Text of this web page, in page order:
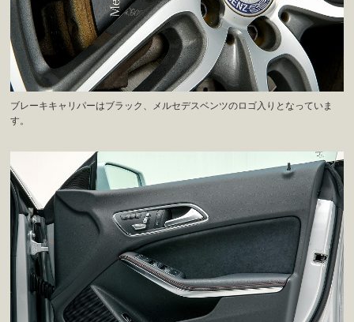
ブレーキキャリパーはブラック、メルセデスベンツのロゴ入りとなっていま
す。